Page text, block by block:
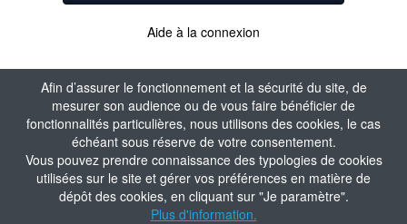
Afin d’assurer le fonctionnement et la sécurité du site, de
mesurer son audience ou de vous faire bénéficier de
fonctionnalités particulières, nous utilisons des cookies, le cas
échéant sous réserve de votre consentement.
Vous pouvez prendre connaissance des typologies de cookies
utilisées sur le site et gérer vos préférences en matière de
dépôt des cookies, en cliquant sur "Je paramètre".
Plus d'information.
Aide à la connexion